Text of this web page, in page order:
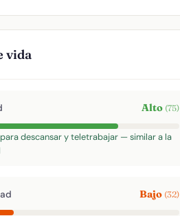
vida
Alto (75)
descansar y teletrabajar — similar a la
Bajo (32)